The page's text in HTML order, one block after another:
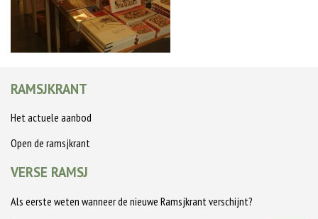
RAMSJKRANT
Het actuele aanbod
Open de ramsjkrant
VERSE RAMSJ
Als eerste weten wanneer de nieuwe Ramsjkrant verschijnt?